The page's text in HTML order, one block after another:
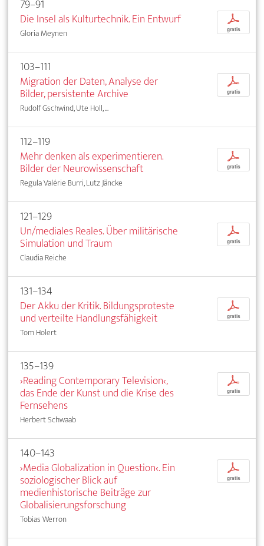
79–91
Die Insel als Kulturtechnik. Ein Entwurf
Gloria Meynen
p
gratis
103–111
Migration der Daten, Analyse der
Bilder, persistente Archive
Rudolf Gschwind, Ute Holl, ...
p
gratis
112–119
Mehr denken als experimentieren.
Bilder der Neurowissenschaft
Regula Valérie Burri, Lutz Jäncke
p
gratis
121–129
Un/mediales Reales. Über militärische
Simulation und Traum
Claudia Reiche
p
gratis
131–134
Der Akku der Kritik. Bildungsproteste
und verteilte Handlungsfähigkeit
Tom Holert
p
gratis
135–139
›Reading Contemporary Television‹,
das Ende der Kunst und die Krise des
Fernsehens
Herbert Schwaab
p
gratis
140–143
›Media Globalization in Question‹. Ein
soziologischer Blick auf
medienhistorische Beiträge zur
Globalisierungsforschung
Tobias Werron
p
gratis